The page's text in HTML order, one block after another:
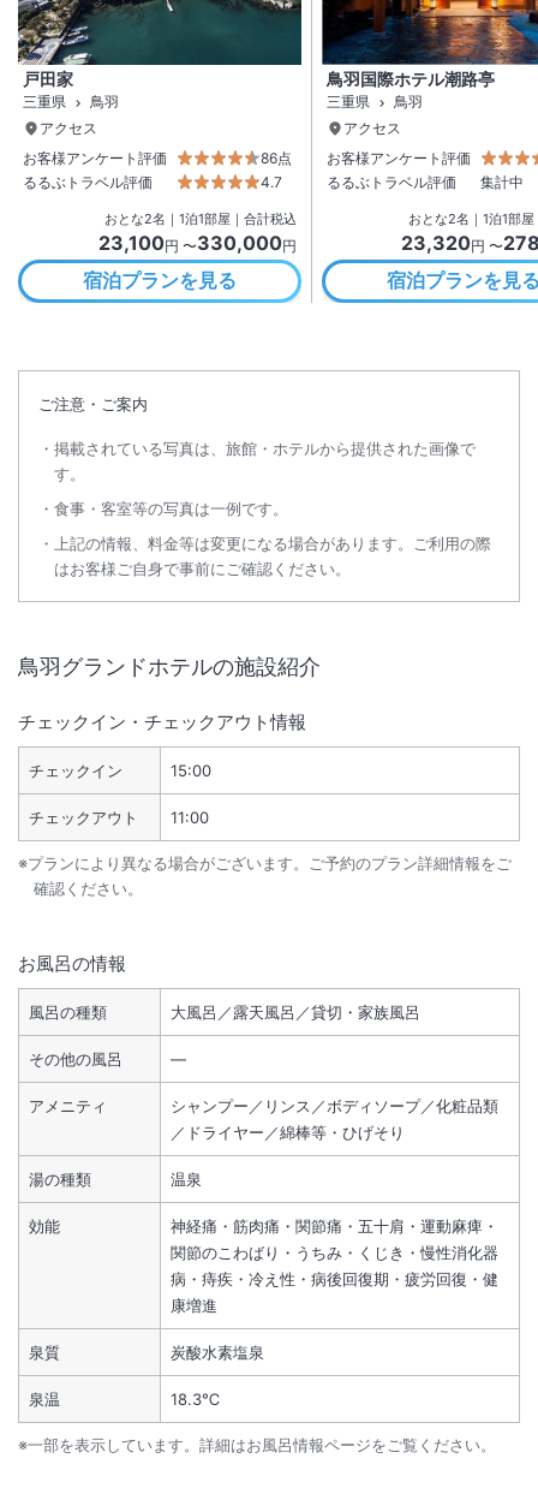
戸田家
三重県
鳥羽
アクセス
お客様アンケート評価
86点
るるぶトラベル評価
4.7
おとな2名 ｜ 1泊1部屋｜合計税込
23,100円 〜330,000円
宿泊プランを見る
鳥羽国際ホテル潮路亭
三重県
鳥羽
アクセス
お客様アンケート評価
るるぶトラベル評価
集計中
おとな2名 ｜ 1泊1部屋
23,320円 〜
宿泊プランを見
ご注意・ご案内
掲載されている写真は、旅館・ホテルから提供された画像で
す。
食事・客室等の写真は一例です。
上記の情報、料金等は変更になる場合があります。ご利用の際
はお客様ご自身で事前にご確認ください。
鳥羽グランドホテルの施設紹介
チェックイン・チェックアウト情報
チェックイン 15:00
チェックアウト 11:00
※プランにより異なる場合がございます。ご予約のプラン詳細情報をご
確認ください。
お風呂の情報
風呂の種類 大風呂／露天風呂／貸切・家族風呂
その他の風呂 ―
アメニティ
シャンプー／リンス／ボディソープ／化粧品類
／ドライヤー／綿棒等・ひげそり
湯の種類 温泉
効能
神経痛・筋肉痛・関節痛・五十肩・運動麻痺・
関節のこわばり・うちみ・くじき・慢性消化器
病・痔疾・冷え性・病後回復期・疲労回復・健
康増進
泉質 炭酸水素塩泉
泉温 18.3℃
※一部を表示しています。詳細はお風呂情報ページをご覧ください。